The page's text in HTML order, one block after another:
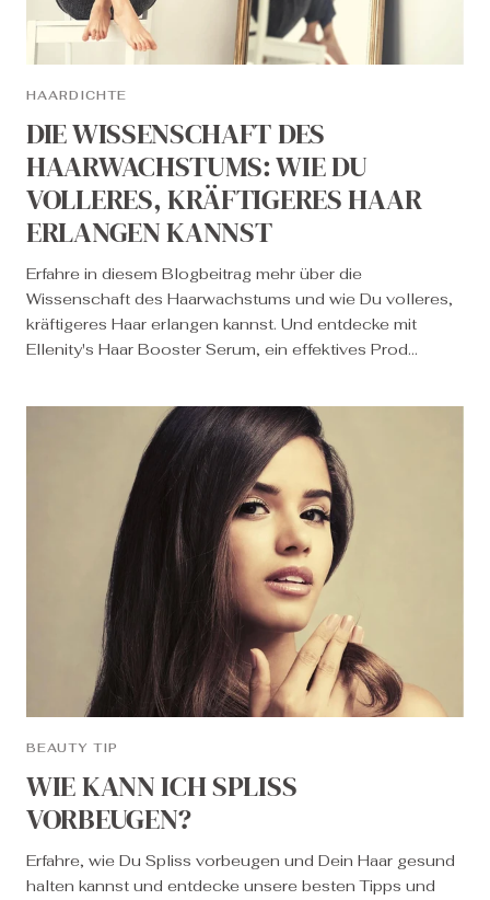
HAARDICHTE
DIE WISSENSCHAFT DES
HAARWACHSTUMS: WIE DU
VOLLERES, KRÄFTIGERES HAAR
ERLANGEN KANNST
Erfahre in diesem Blogbeitrag mehr über die
Wissenschaft des Haarwachstums und wie Du volleres,
kräftigeres Haar erlangen kannst. Und entdecke mit
Ellenity's Haar Booster Serum, ein effektives Prod...
BEAUTY TIP
WIE KANN ICH SPLISS
VORBEUGEN?
Erfahre, wie Du Spliss vorbeugen und Dein Haar gesund
halten kannst und entdecke unsere besten Tipps und